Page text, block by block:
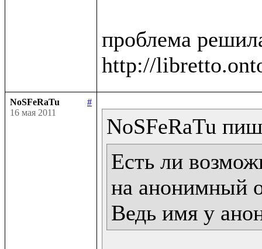
проблема
NoSFeRaTu
#
16 мая 2011
Есть ли
на анонимный
Ведь имя у